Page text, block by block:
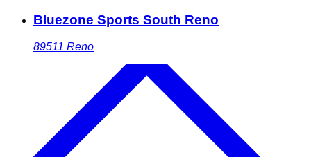
Bluezone Sports South Reno
89511 Reno